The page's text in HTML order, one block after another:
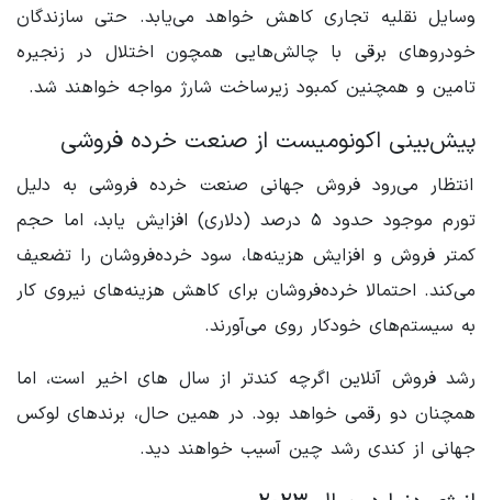
وسایل نقلیه تجاری کاهش خواهد می‌یابد. حتی سازندگان
خودروهای برقی با چالش‌هایی همچون اختلال در زنجیره
تامین و همچنین کمبود زیرساخت شارژ مواجه خواهند شد.
پیش‌بینی اکونومیست از صنعت خرده فروشی
انتظار می‌رود فروش جهانی صنعت خرده فروشی به دلیل
تورم موجود حدود ۵ درصد (دلاری) افزایش یابد، اما حجم
کمتر فروش و افزایش هزینه‌ها، سود خرده‌فروشان را تضعیف
می‌کند. احتمالا خرده‌فروشان برای کاهش هزینه‌های نیروی کار
به سیستم‌های خودکار روی می‌آورند.
رشد فروش آنلاین اگرچه کندتر از سال های اخیر است، اما
همچنان دو رقمی خواهد بود. در همین حال، برندهای لوکس
جهانی از کندی رشد چین آسیب خواهند دید.